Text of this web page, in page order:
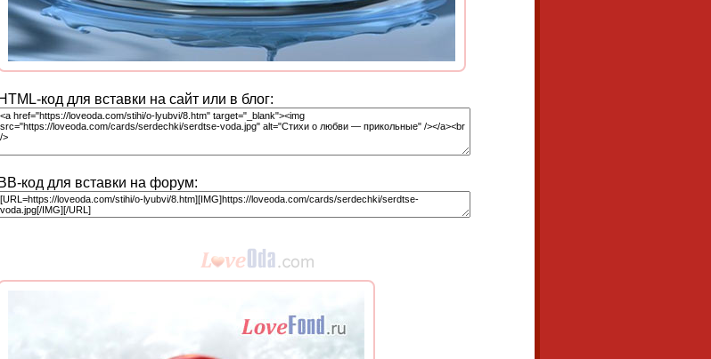
HTML-код для вставки на сайт или в блог:
BB-код для вставки на форум: